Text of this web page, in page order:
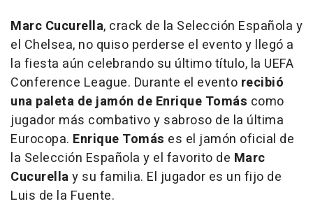
Marc Cucurella, crack de la Selección Española y
el Chelsea, no quiso perderse el evento y llegó a
la fiesta aún celebrando su último título, la UEFA
Conference League. Durante el evento recibió
una paleta de jamón de Enrique Tomás como
jugador más combativo y sabroso de la última
Eurocopa. Enrique Tomás es el jamón oficial de
la Selección Española y el favorito de Marc
Cucurellay su familia. El jugador es un fijo de
Luis de la Fuente.